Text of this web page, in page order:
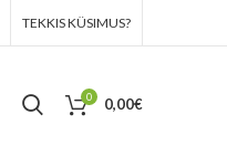
TEKKIS KÜSIMUS?
0 0,00€